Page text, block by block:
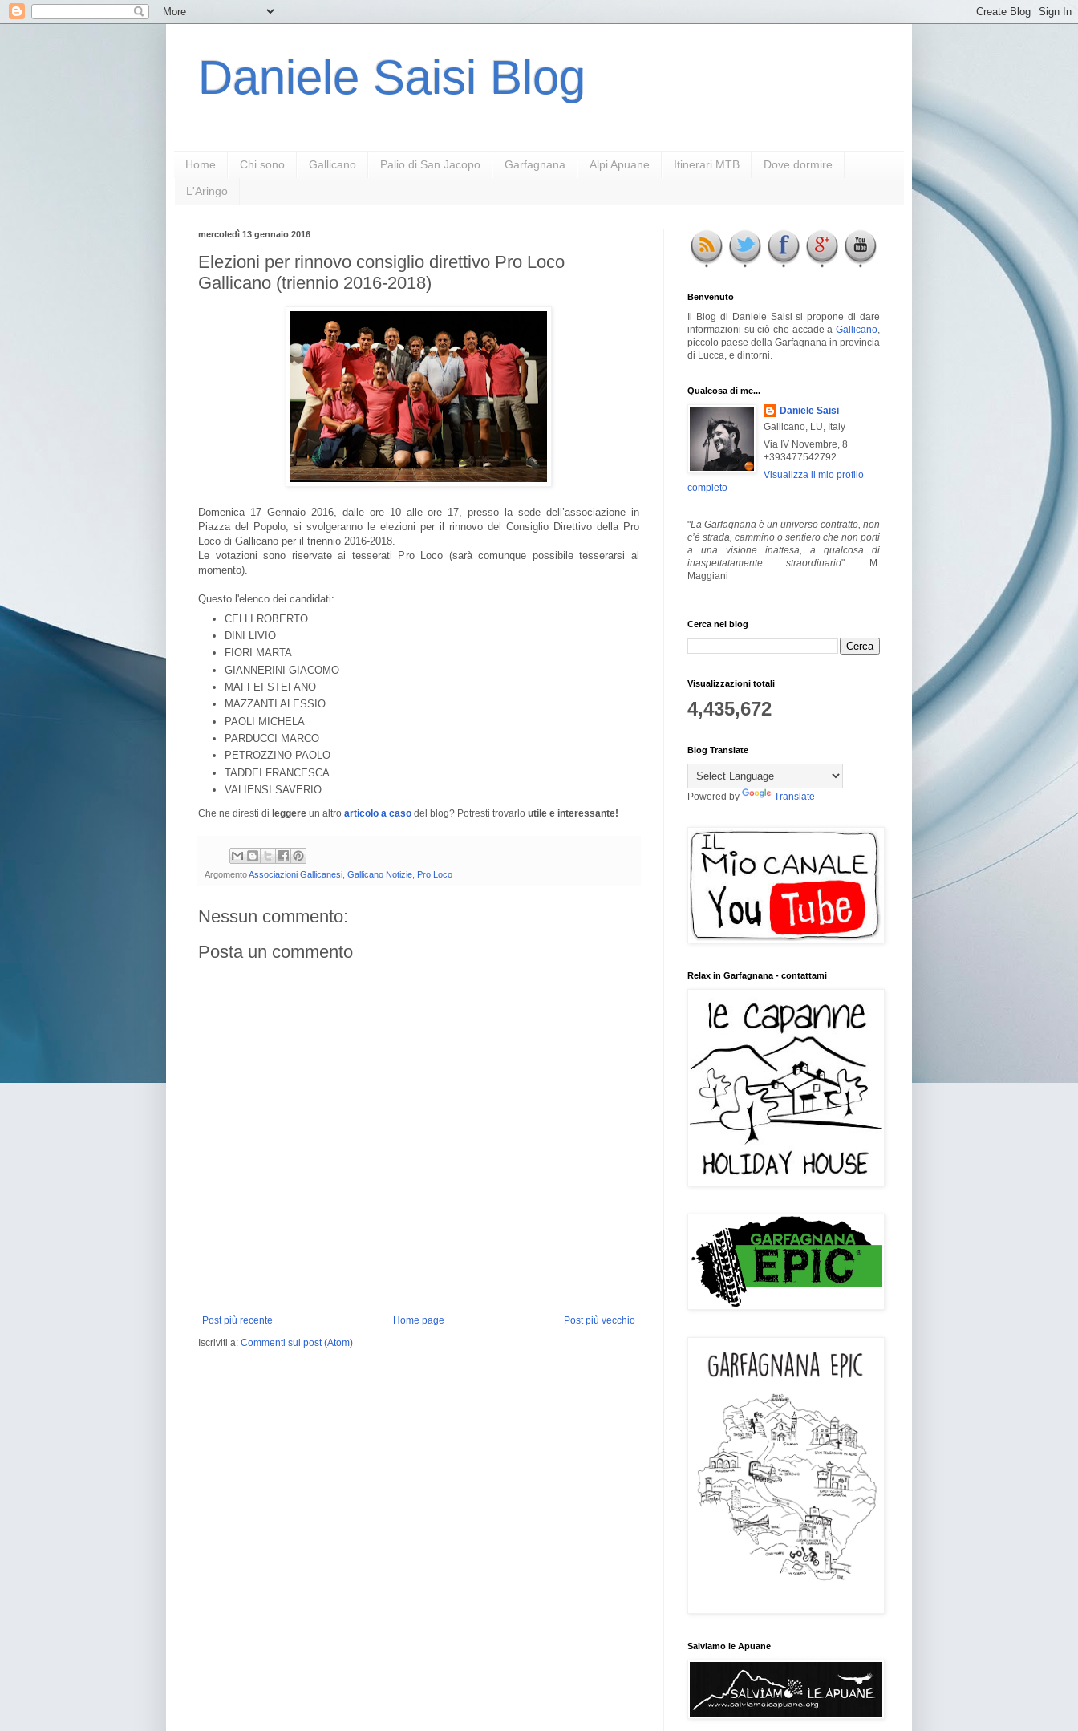
Daniele Saisi Blog
Home Chi sono Gallicano Palio di San Jacopo Garfagnana Alpi Apuane Itinerari MTB Dove dormire
L'Aringo
mercoledì 13 gennaio 2016
Elezioni per rinnovo consiglio direttivo Pro Loco
Gallicano (triennio 2016-2018)
Domenica 17 Gennaio 2016, dalle ore 10 alle ore 17, presso la sede dell’associazione in
Piazza del Popolo, si svolgeranno le elezioni per il rinnovo del Consiglio Direttivo della Pro
Loco di Gallicano per il triennio 2016-2018.
Le votazioni sono riservate ai tesserati Pro Loco (sarà comunque possibile tesserarsi al
momento).
Questo l'elenco dei candidati:
CELLI ROBERTO
DINI LIVIO
FIORI MARTA
GIANNERINI GIACOMO
MAFFEI STEFANO
MAZZANTI ALESSIO
PAOLI MICHELA
PARDUCCI MARCO
PETROZZINO PAOLO
TADDEI FRANCESCA
VALIENSI SAVERIO
Che ne diresti di leggere un altro articolo a caso del blog? Potresti trovarlo utile e interessante!
ArgomentoAssociazioni Gallicanesi Gallicano Notizie Pro Loco
Nessun commento:
Posta un commento
Post più recente Post più vecchio
Home page
Iscriviti a: Commenti sul post (Atom)
Benvenuto
Il Blog di Daniele Saisi si propone di dare
informazioni su ciò che accade a Gallicano
piccolo paese della Garfagnana in provincia
di Lucca, e dintorni.
Qualcosa di me...
Daniele Saisi
Gallicano, LU, Italy
Via IV Novembre, 8
+393477542792
Visualizza il mio profilo
completo
"La Garfagnana è un universo contratto, non
c’è strada, cammino o sentiero che non porti
a una visione inattesa, a qualcosa di
inaspettatamente straordinario". M.
Maggiani
Cerca nel blog
Visualizzazioni totali
4,435,672
Blog Translate
Powered by Translate
Relax in Garfagnana - contattami
Salviamo le Apuane